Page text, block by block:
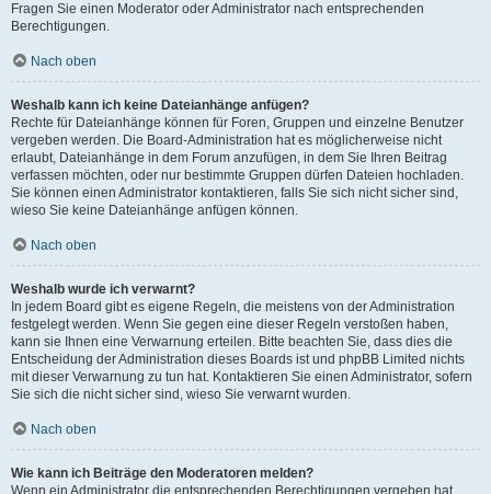
Fragen Sie einen Moderator oder Administrator nach entsprechenden
Berechtigungen.
Nach oben
Weshalb kann ich keine Dateianhänge anfügen?
Rechte für Dateianhänge können für Foren, Gruppen und einzelne Benutzer
vergeben werden. Die Board-Administration hat es möglicherweise nicht
erlaubt, Dateianhänge in dem Forum anzufügen, in dem Sie Ihren Beitrag
verfassen möchten, oder nur bestimmte Gruppen dürfen Dateien hochladen.
Sie können einen Administrator kontaktieren, falls Sie sich nicht sicher sind,
wieso Sie keine Dateianhänge anfügen können.
Nach oben
Weshalb wurde ich verwarnt?
In jedem Board gibt es eigene Regeln, die meistens von der Administration
festgelegt werden. Wenn Sie gegen eine dieser Regeln verstoßen haben,
kann sie Ihnen eine Verwarnung erteilen. Bitte beachten Sie, dass dies die
Entscheidung der Administration dieses Boards ist und phpBB Limited nichts
mit dieser Verwarnung zu tun hat. Kontaktieren Sie einen Administrator, sofern
Sie sich die nicht sicher sind, wieso Sie verwarnt wurden.
Nach oben
Wie kann ich Beiträge den Moderatoren melden?
Wenn ein Administrator die entsprechenden Berechtigungen vergeben hat,